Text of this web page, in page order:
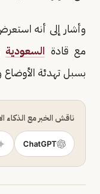
وأشار إلى أنه
مع قادة السعودية
بسبل تهدئة الأوضاع
ناقش الخبر مع الذكاء
ChatGPT